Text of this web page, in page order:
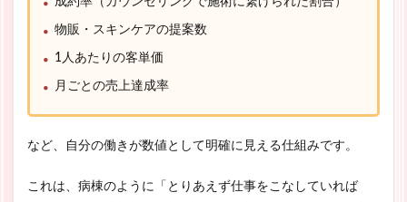
物販・スキンケアの提案数
1人あたりの客単価
月ごとの売上達成率
など、自分の働きが数値として明確に見える仕組みです。
これは、病棟のように「とりあえず仕事をこなしていれば